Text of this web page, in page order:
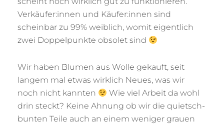
Verkäufer:innen und Käufer:innen sind
scheinbar zu 99% weiblich, womit eigentlich
zwei Doppelpunkte obsolet sind
Wir haben Blumen aus Wolle gekauft, seit
langem mal etwas wirklich Neues, was wir
noch nicht kannten
Wie viel Arbeit da wohl
drin steckt? Keine Ahnung ob wir die quietsch-
bunten Teile auch an einem weniger grauen